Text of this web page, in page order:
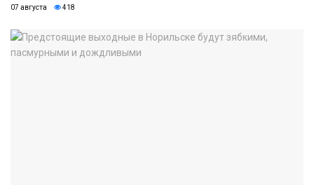
07 августа 418